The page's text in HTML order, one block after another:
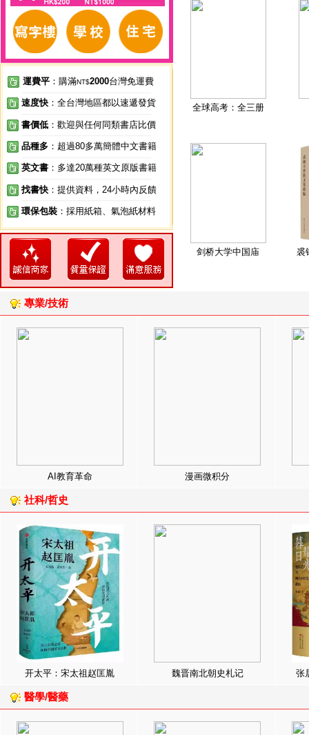
運費平 ：購滿NT$2000台灣免運費
速度快 ：全台灣地區都以速遞發貨
書價低 ：歡迎與任何同類書店比價
品種多 ：超過80多萬簡體中文書籍
英文書 ：多達20萬種英文原版書籍
找書快 ：提供資料，24小時內反饋
環保包裝 ：採用紙箱、氣泡紙材料
全球高考：全三册
剑桥大学中国庙 裘
專業/技術
AI教育革命 漫画微积分
社科/哲史
开太平：宋太祖赵匡胤 魏晋南北朝史札记 张
醫學/醫藥